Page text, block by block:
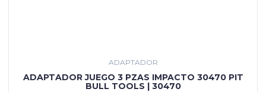
ADAPTADOR
ADAPTADOR JUEGO 3 PZAS IMPACTO 30470 PIT
BULL TOOLS | 30470